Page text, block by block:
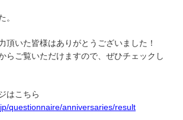
。
頂いた皆様はありがとうございました！
らご覧いただけますので、ぜひチェックし
はこちら
questionnaire/anniversaries/result